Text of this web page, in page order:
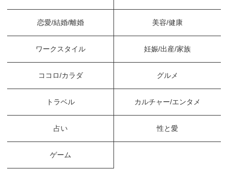
恋愛/結婚/離婚 美容/健康
ワークスタイル 妊娠/出産/家族
ココロ/カラダ グルメ
トラベル カルチャー/エンタメ
占い 性と愛
ゲーム